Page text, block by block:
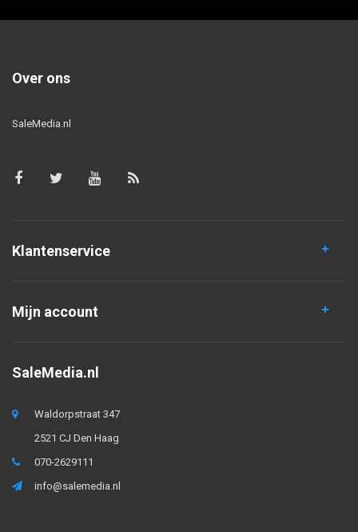
Over ons
SaleMedia.nl
Klantenservice
Mijn account
SaleMedia.nl
Waldorpstraat 347
2521 CJ Den Haag
070-2629111
info@salemedia.nl